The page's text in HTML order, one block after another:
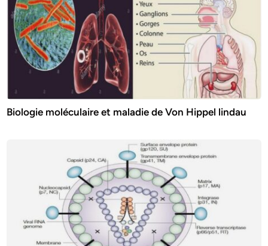
Biologie moléculaire et maladie de Von Hippel lindau